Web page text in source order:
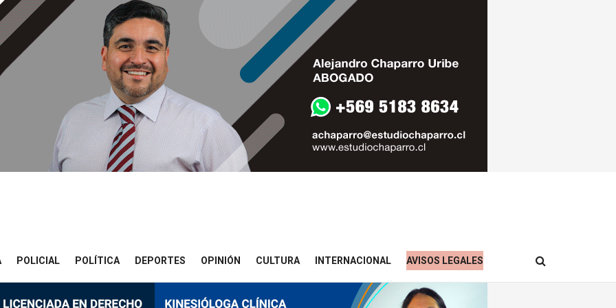
POLICIAL POLÍTICA DEPORTES OPINIÓN CULTURA INTERNACIONAL AVISOS LEGALES